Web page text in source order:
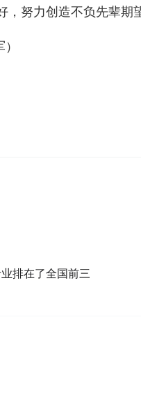
，努力创造不负先辈期
排在了全国前三